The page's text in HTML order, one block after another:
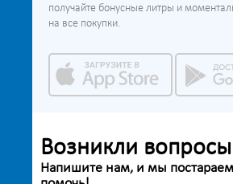
получайте бонусные литры и
на все покупки.
Возникли
Напишите нам, и мы